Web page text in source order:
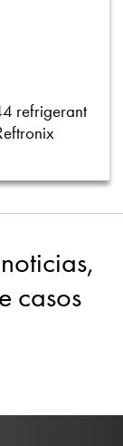
refrigerant
casos